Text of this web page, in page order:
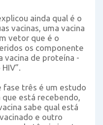
ainda qual é o
vacinas, uma vacina
vetor que é o
os componente
vacina de proteína -
fase três é um estudo
está recebendo,
sabe qual está
e outro